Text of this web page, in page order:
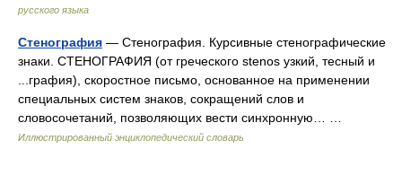
русского языка
Стенография — Стенография. Курсивные стенографические
знаки. СТЕНОГРАФИЯ (от греческого stenos узкий, тесный и
...графия), скоростное письмо, основанное на применении
специальных систем знаков, сокращений слов и
словосочетаний, позволяющих вести синхронную… …
Иллюстрированный энциклопедический словарь